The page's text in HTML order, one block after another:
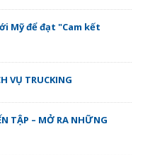
Mỹ để đạt "Cam kết
VỤ TRUCKING
TẬP – MỞ RA NHỮNG